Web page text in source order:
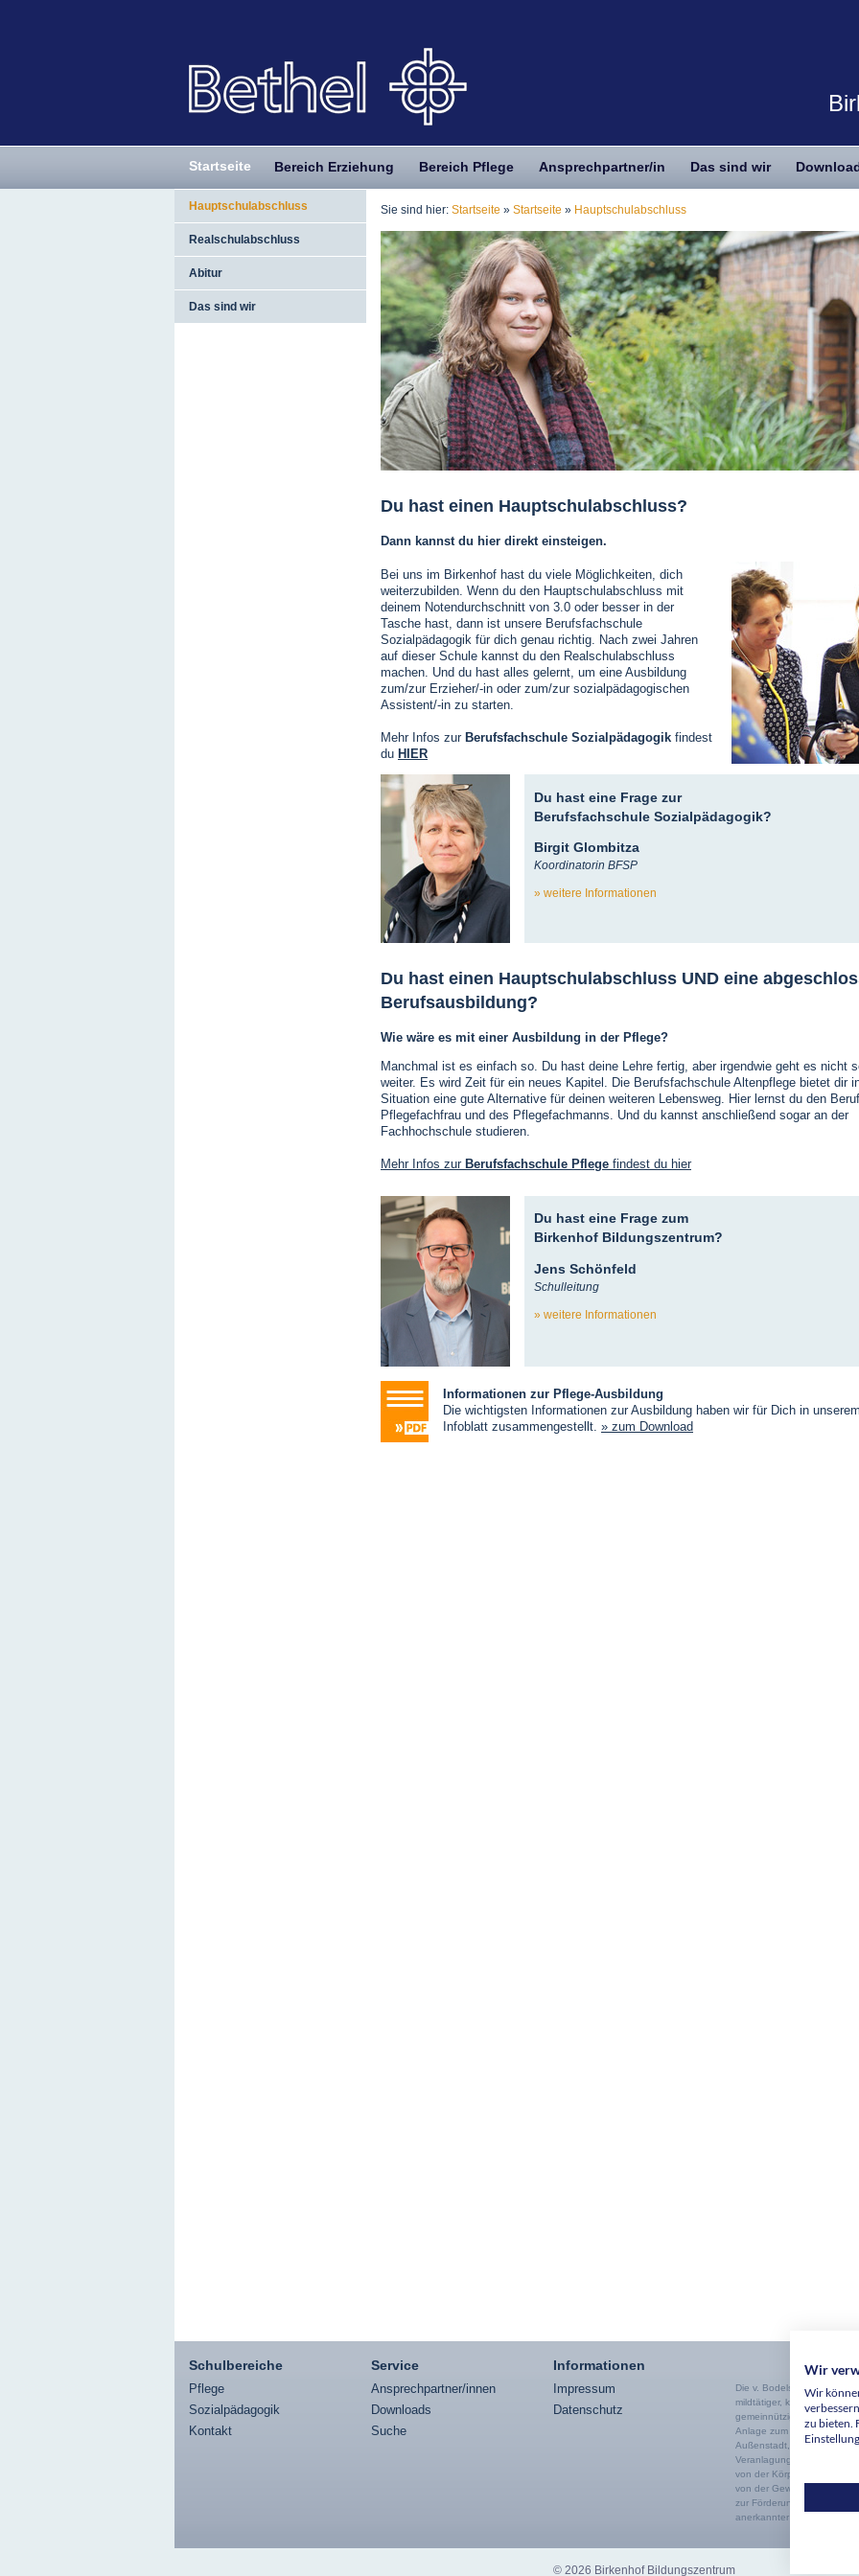
Startseite Bereich Erziehung Bereich Pflege Ansprechpartner/in Das sind wir
Hauptschulabschluss
Realschulabschluss
Abitur
Das sind wir
Sie sind hier: Startseite » Startseite » Hauptschulabschluss
Du hast einen Hauptschulabschluss?
Dann kannst du hier direkt einsteigen.
Bei uns im Birkenhof hast du viele Möglichkeiten, dich
weiterzubilden. Wenn du den Hauptschulabschluss mit
deinem Notendurchschnitt von 3.0 oder besser in der
Tasche hast, dann ist unsere Berufsfachschule
Sozialpädagogik für dich genau richtig. Nach zwei Jahren
auf dieser Schule kannst du den Realschulabschluss
machen. Und du hast alles gelernt, um eine Ausbildung
zum/zur Erzieher/-in oder zum/zur sozialpädagogischen
Assistent/-in zu starten.
Mehr Infos zur Berufsfachschule Sozialpädagogik findest
du HIER
Du hast eine Frage zur
Berufsfachschule Sozialpädagogik?
Birgit Glombitza
Koordinatorin BFSP
weitere Informationen
Du hast einen Hauptschulabschluss UND eine
Berufsausbildung?
Wie wäre es mit einer Ausbildung in der Pflege?
Manchmal ist es einfach so. Du hast deine Lehre fertig, aber irgendwie geht es nicht
weiter. Es wird Zeit für ein neues Kapitel. Die Berufsfachschule Altenpflege bietet dir
Situation eine gute Alternative für deinen weiteren Lebensweg. Hier lernst du den
Pflegefachfrau und des Pflegefachmanns. Und du kannst anschließend sogar an der
Fachhochschule studieren.
Mehr Infos zur Berufsfachschule Pflege findest du hier
Du hast eine Frage zum
Birkenhof Bildungszentrum?
Jens Schönfeld
Schulleitung
weitere Informationen
Informationen zur Pflege-Ausbildung
Die wichtigsten Informationen zur Ausbildung haben wir für Dich in
Infoblatt zusammengestellt. » zum Download
Schulbereiche
Pflege
Sozialpädagogik
Kontakt
Service
Ansprechpartner/innen
Downloads
Suche
Informationen
Impressum
Datenschutz
Die v.
mildtätiger, kirchlicher und
gemeinnütziger Zwecke
Anlage zum
Außenstadt, St. Nr. 349/
Veranlagungszeitraum
von der
von der Gewerbesteuer
zur Förderung mildtätiger,
anerkannter
© 2026 Birkenhof Bildungszentrum
Wir
Wir
zu bieten.